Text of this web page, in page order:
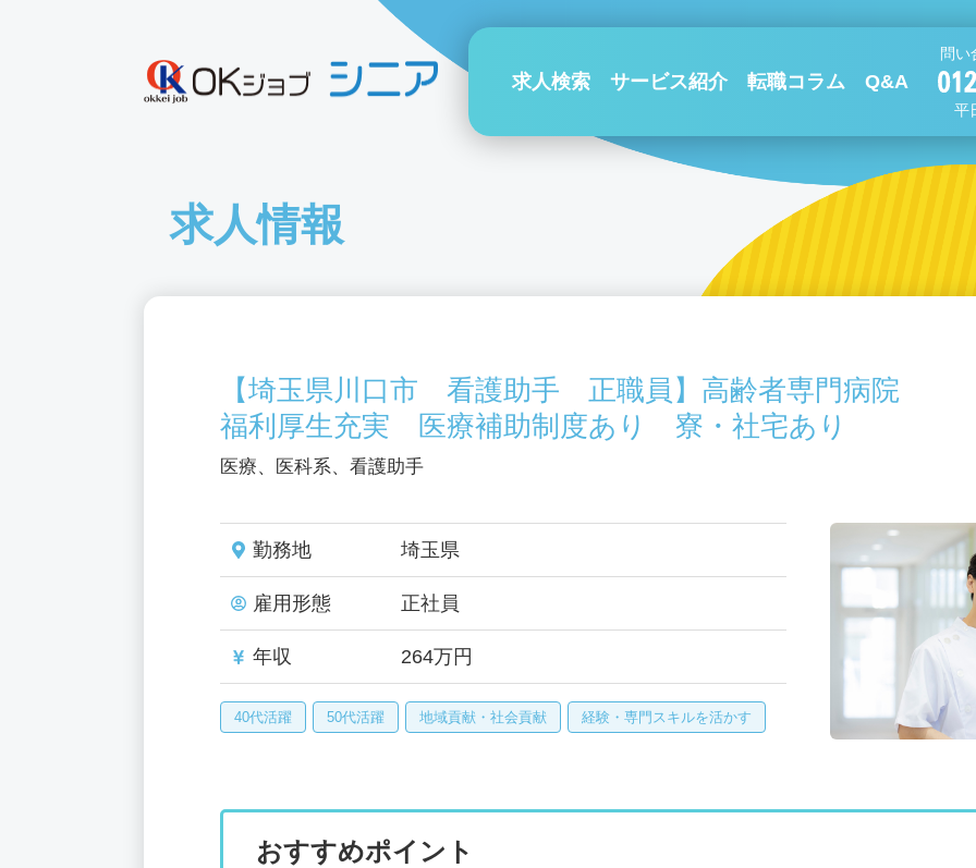
求人検索 サービス紹介 転職コラム Q&A
問い
平
求人情報
【埼玉県川口市 看護助手 正職員】高齢者専門病院
福利厚生充実 医療補助制度あり 寮・社宅あり
医療、医科系、看護助手
勤務地 埼玉県
雇用形態 正社員
年収 264万円
40代活躍 50代活躍 地域貢献・社会貢献 経験・専門スキルを活かす
おすすめポイント